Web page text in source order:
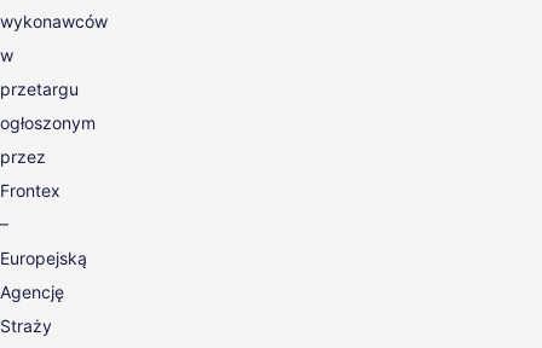
wykonawców
w
przetargu
ogłoszonym
przez
Frontex
–
Europejską
Agencję
Straży